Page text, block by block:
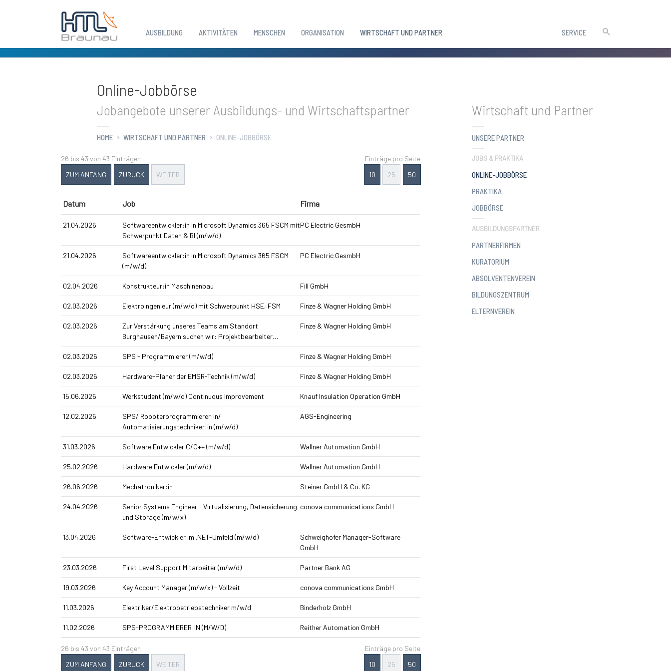
AUSBILDUNG AKTIVITÄTEN MENSCHEN ORGANISATION WIRTSCHAFT UND PARTNER SERVICE
Online-Jobbörse
Jobangebote unserer Ausbildungs- und Wirtschaftspartner
HOME WIRTSCHAFT UND PARTNER ONLINE-JOBBÖRSE
26 bis 43 von 43 Einträgen
ZUM ANFANG
ZURÜCK WEITER
Einträge pro Seite
10
25 50
Datum Job Firma
21.04.2026
Softwareentwickler:in in Microsoft Dynamics 365 FSCM mit
Schwerpunkt Daten & BI (m/w/d)
PC Electric GesmbH
21.04.2026
Softwareentwickler:in in Microsoft Dynamics 365 FSCM
(m/w/d)
PC Electric GesmbH
02.04.2026 Konstrukteur:in Maschinenbau Fill GmbH
02.03.2026 Elektroingenieur (m/w/d) mit Schwerpunkt HSE, FSM Finze & Wagner Holding GmbH
02.03.2026
Zur Verstärkung unseres Teams am Standort
Burghausen/Bayern suchen wir: Projektbearbeiter…
Finze & Wagner Holding GmbH
02.03.2026 SPS - Programmierer (m/w/d) Finze & Wagner Holding GmbH
02.03.2026 Hardware-Planer der EMSR-Technik (m/w/d) Finze & Wagner Holding GmbH
15.06.2026 Werkstudent (m/w/d) Continuous Improvement Knauf Insulation Operation GmbH
12.02.2026
SPS/ Roboterprogrammierer:in/
Automatisierungstechniker:in (m/w/d)
AGS-Engineering
31.03.2026 Software Entwickler C/C++ (m/w/d) Wallner Automation GmbH
25.02.2026 Hardware Entwickler (m/w/d) Wallner Automation GmbH
26.06.2026 Mechatroniker:in Steiner GmbH & Co. KG
24.04.2026
Senior Systems Engineer - Virtualisierung, Datensicherung
und Storage (m/w/x)
conova communications GmbH
13.04.2026 Software-Entwickler im .NET-Umfeld (m/w/d)
Schweighofer Manager-Software
GmbH
23.03.2026 First Level Support Mitarbeiter (m/w/d) Partner Bank AG
19.03.2026 Key Account Manager (m/w/x) - Vollzeit conova communications GmbH
11.03.2026 Elektriker/Elektrobetriebstechniker m/w/d Binderholz GmbH
11.02.2026 SPS-PROGRAMMIERER:IN (M/W/D) Reither Automation GmbH
26 bis 43 von 43 Einträgen
ZUM ANFANG
ZURÜCK WEITER
Einträge pro Seite
10
25 50
Wirtschaft und Partner
UNSERE PARTNER
JOBS & PRAKTIKA
ONLINE-JOBBÖRSE(CURRENT)
PRAKTIKA
JOBBÖRSE
AUSBILDUNGSPARTNER
PARTNERFIRMEN
KURATORIUM
ABSOLVENTENVEREIN
BILDUNGSZENTRUM
ELTERNVEREIN